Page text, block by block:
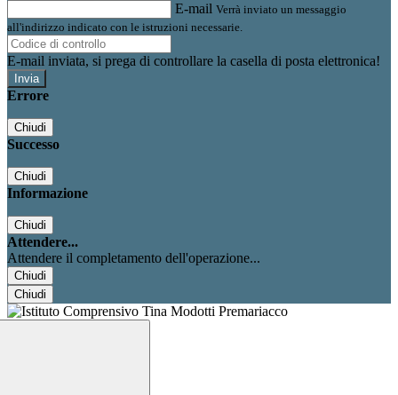
E-mail Verrà inviato un messaggio
all'indirizzo indicato con le istruzioni necessarie.
E-mail inviata, si prega di controllare la casella di posta elettronica!
Errore
Chiudi
Successo
Chiudi
Informazione
Chiudi
Attendere...
Attendere il completamento dell'operazione...
Chiudi
Chiudi